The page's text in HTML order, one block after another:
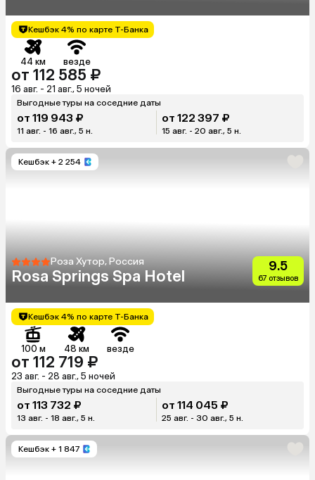
Кешбэк 4% по карте Т-Банка
44 км везде
от 112 585 ₽
16 авг. - 21 авг., 5 ночей
Выгодные туры на соседние даты
от 119 943 ₽
11 авг. - 16 авг., 5 н.
от 122 397 ₽
15 авг. - 20 авг., 5 н.
Кешбэк + 2 254
Роза Хутор, Россия
Rosa Springs Spa Hotel
9.5
67 отзывов
Кешбэк 4% по карте Т-Банка
100 м 48 км везде
от 112 719 ₽
23 авг. - 28 авг., 5 ночей
Выгодные туры на соседние даты
от 113 732 ₽
13 авг. - 18 авг., 5 н.
от 114 045 ₽
25 авг. - 30 авг., 5 н.
Кешбэк + 1 847